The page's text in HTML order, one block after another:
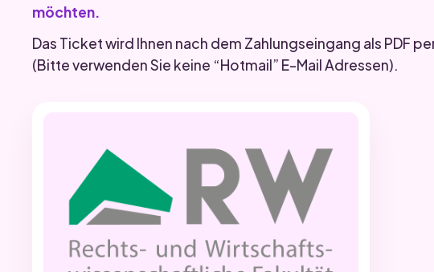
möchten.
Das Ticket wird Ihnen nach dem Zahlungseingang als PDF
(Bitte verwenden Sie keine “Hotmail” E-Mail Adressen).